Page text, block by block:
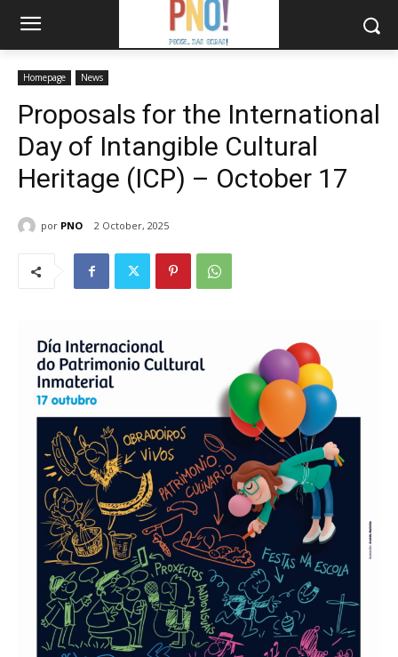
Homepage News
Proposals for the International
Day of Intangible Cultural
Heritage (ICP) – October 17
por PNO 2 October, 2025